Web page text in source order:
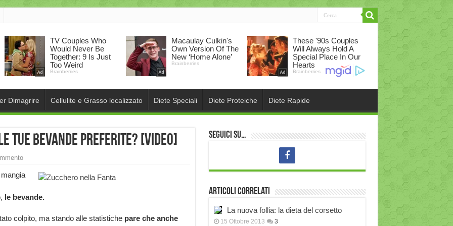
Dimagrire Cellulite e Grasso localizzato Diete Speciali Diete Proteiche Diete Rapide
tue bevande preferite? [VIDEO]
le bevande.
colpito, ma stando alle statistiche pare che anche
Seguici su…
Articoli correlati
La nuova follia: la dieta del corsetto
15 Ottobre 2013 3